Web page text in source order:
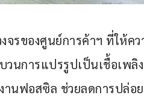
จรของศูนย์การค้าฯ ที่ให้ค
นการแปรรูปเป็นเชื้อเพลิง
นฟอสซิล ช่วยลดการปล่อ